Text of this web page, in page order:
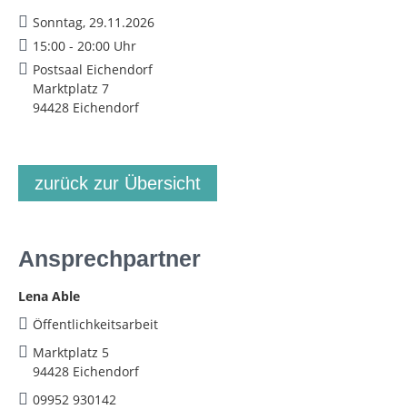
Sonntag, 29.11.2026
15:00 - 20:00 Uhr
Postsaal Eichendorf
Marktplatz 7
94428 Eichendorf
zurück zur Übersicht
Ansprechpartner
Lena Able
Öffentlichkeitsarbeit
Marktplatz 5
94428 Eichendorf
09952 930142